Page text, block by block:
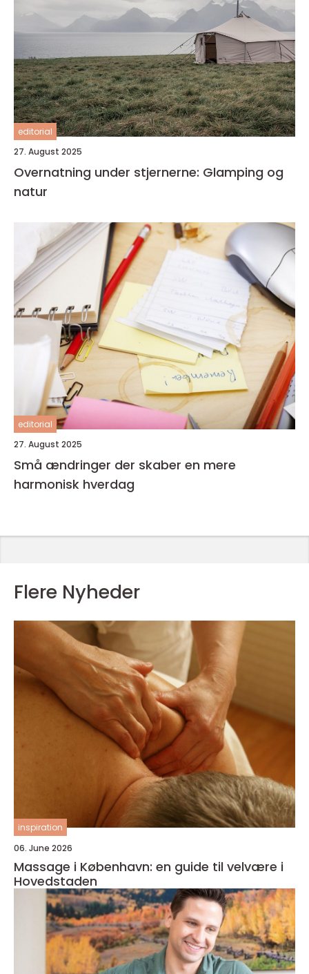
editorial
27. August 2025
Overnatning under stjernerne: Glamping og
natur
editorial
27. August 2025
Små ændringer der skaber en mere
harmonisk hverdag
Flere Nyheder
inspiration
06. June 2026
Massage i København: en guide til velvære i
Hovedstaden